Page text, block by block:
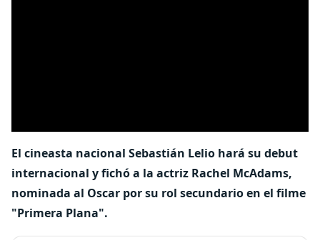
El cineasta nacional Sebastián Lelio hará su debut
internacional y fichó a la actriz Rachel McAdams,
nominada al Oscar por su rol secundario en el filme
"Primera Plana".